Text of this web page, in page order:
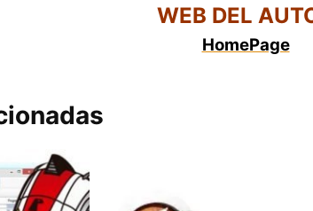
WEB DEL
HomePage